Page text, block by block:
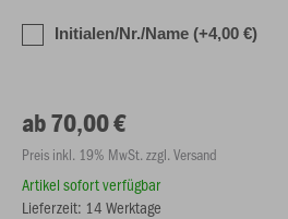
Initialen/Nr./Name (+4,00 €)
ab 70,00 €
Preis inkl. 19% MwSt. zzgl. Versand
Artikel sofort verfügbar
Lieferzeit: 14 Werktage